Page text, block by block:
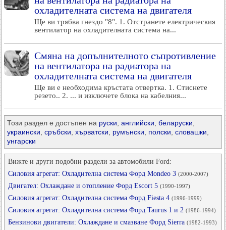
охладителната система на двигателя
Ще ви трябва гнездо "8". 1. Отстранете електрическия
вентилатор на охладителната система на...
Смяна на допълнителното съпротивление
на вентилатора на радиатора на
охладителната система на двигателя
Ще ви е необходима кръстата отвертка. 1. Стиснете
резето.. 2. ... и изключете блока на кабелния...
Този раздел е достъпен на руски английски беларуски
украински сръбски хърватски румънски полски словашки
унгарски
Вижте и други подобни раздели за автомобили Ford:
Силовия агрегат: Охладителна система Форд Mondeo 3 (2000-2007)
Двигател: Охлаждане и отопление Форд Escort 5 (1990-1997)
Силовия агрегат: Охладителна система Форд Fiesta 4 (1996-1999)
Силовия агрегат: Охладителна система Форд Taurus 1 и 2 (1986-1994)
Бензинови двигатели: Охлаждане и смазване Форд Sierra (1982-1993)